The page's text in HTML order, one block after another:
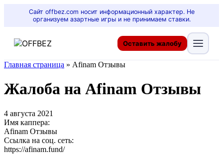
Сайт offbez.com носит информационный характер. Не
организуем азартные игры и не принимаем ставки.
Оставить жалобу
Главная страница » Afinam Отзывы
Жалоба на Afinam Отзывы
4 августа 2021
Имя каппера:
Afinam Отзывы
Ссылка на соц. сеть:
https://afinam.fund/